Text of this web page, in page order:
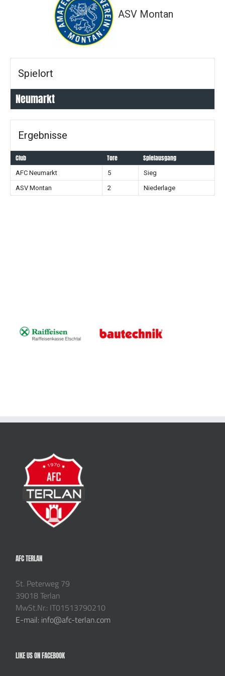
ASV Montan
Spielort
Neumarkt
Ergebnisse
Club Tore Spielausgang
AFC Neumarkt 5
Sieg
ASV Montan
2 Niederlage
AFC TERLAN
St. Peterweg 79
39018 Terlan
MwSt.Nr.: IT01513790210
E-mail: info@afc-terlan.com
LIKE US ON FACEBOOK